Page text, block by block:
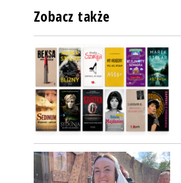
Zobacz także